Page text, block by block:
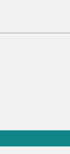
sowie